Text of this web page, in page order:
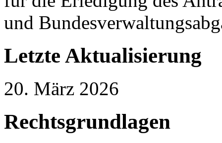
und
Letzte Aktualisierung
20. März 2026
Rechtsgrundlagen